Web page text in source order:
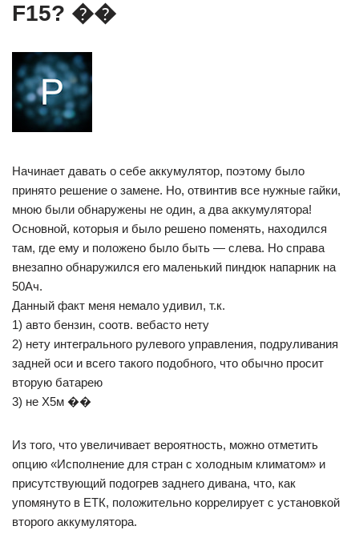
F15? ��
Начинает давать о себе аккумулятор, поэтому было
принято решение о замене. Но, отвинтив все нужные гайки,
мною были обнаружены не один, а два аккумулятора!
Основной, которыя и было решено поменять, находился
там, где ему и положено было быть — слева. Но справа
внезапно обнаружился его маленький пиндюк напарник на
50Ач.
Данный факт меня немало удивил, т.к.
1) авто бензин, соотв. вебасто нету
2) нету интегрального рулевого управления, подруливания
задней оси и всего такого подобного, что обычно просит
вторую батарею
3) не Х5м ��
Из того, что увеличивает вероятность, можно отметить
опцию «Исполнение для стран с холодным климатом» и
присутствующий подогрев заднего дивана, что, как
упомянуто в ЕТК, положительно коррелирует с установкой
второго аккумулятора.